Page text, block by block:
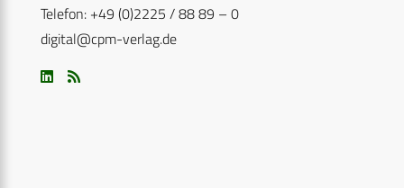
Telefon: +49 (0)2225 / 88 89 – 0
digital@cpm-verlag.de